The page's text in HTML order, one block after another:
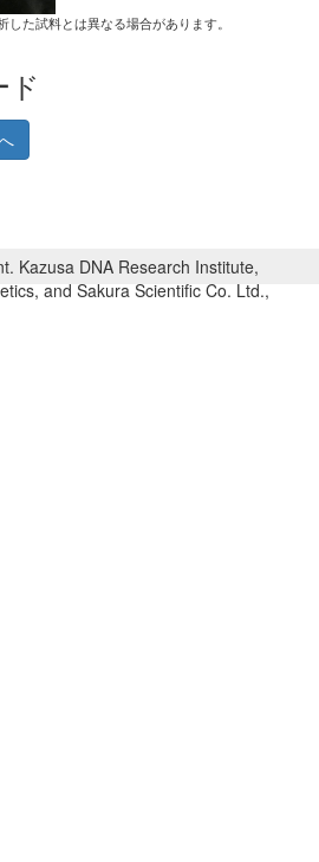
た試料とは異なる場合があります。
Kazusa DNA Research Institute,
and Sakura Scientific Co. Ltd.,